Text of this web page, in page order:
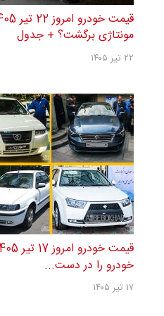
مونتاژی برگشت؟ + جدول
۲۲ تیر ۱۴۰۵
خودرو را در دست...
۱۷ تیر ۱۴۰۵